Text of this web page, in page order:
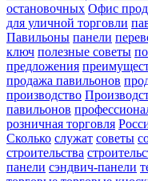
остановочных Офис
для уличной торговли
Павильоны панели
ключ полезные советы
предложения
продажа павильонов
производство
павильонов
розничная торговля
Сколько служат советы
строительства
панели сэндвич-панели